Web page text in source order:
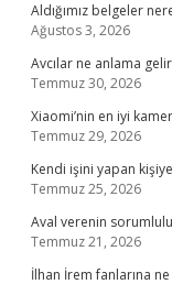
Aldığımız belgeler
Ağustos 3, 2026
Avcılar ne anlama
Temmuz 30, 2026
Xiaomi’nin en iyi
Temmuz 29, 2026
Kendi işini yapan
Temmuz 25, 2026
Aval verenin
Temmuz 21, 2026
İlhan İrem fanlarına